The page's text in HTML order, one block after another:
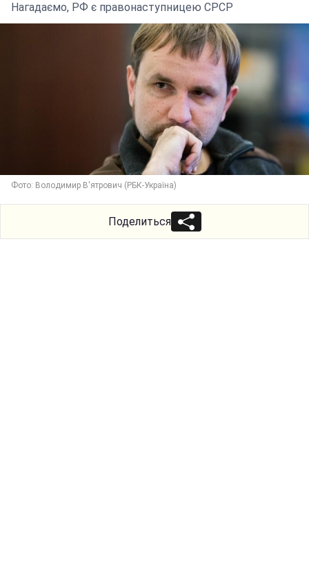
Нагадаємо, РФ є правонаступницею СРСР
Фото: Володимир В'ятрович (РБК-Україна)
Поделиться